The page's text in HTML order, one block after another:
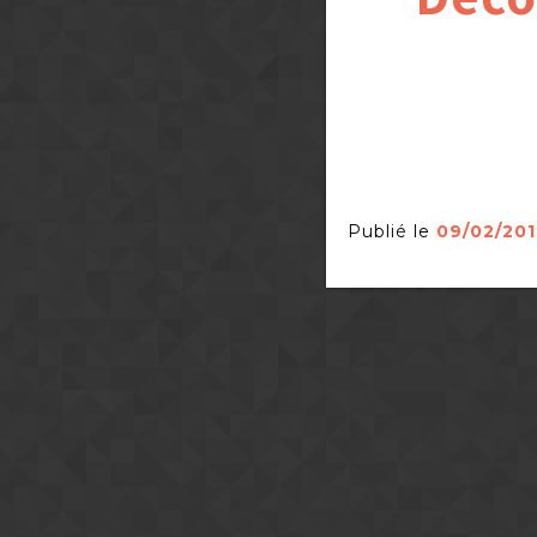
Publié le 09/02/